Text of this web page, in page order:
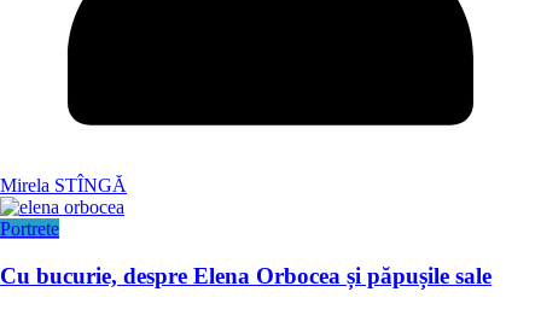
Mirela STÎNGĂ
Portrete
Cu bucurie, despre Elena Orbocea și păpușile sale